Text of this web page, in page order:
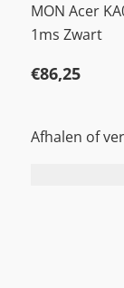
MON Acer
1ms Zwart
€86,25
Afhalen of